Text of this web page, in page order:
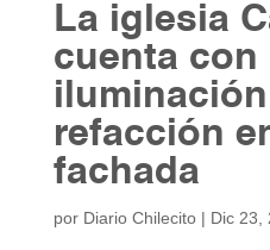
La iglesia
cuenta con
refacción
fachada
por Diario Chilecito| Dic 23,